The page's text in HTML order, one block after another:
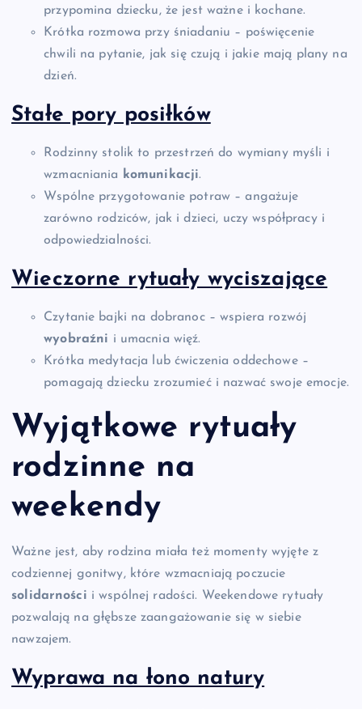
przypomina dziecku, że jest ważne i kochane.
Krótka rozmowa przy śniadaniu – poświęcenie
chwili na pytanie, jak się czują i jakie mają plany na
dzień.
Stałe pory posiłków
Rodzinny stolik to przestrzeń do wymiany myśli i
wzmacniania
komunikacji.
Wspólne przygotowanie potraw – angażuje
zarówno rodziców, jak i dzieci, uczy współpracy i
odpowiedzialności.
Wieczorne rytuały wyciszające
Czytanie bajki na dobranoc – wspiera rozwój
wyobraźni i umacnia więź.
Krótka medytacja lub ćwiczenia oddechowe –
pomagają dziecku zrozumieć i nazwać swoje emocje.
Wyjątkowe rytuały
rodzinne na
weekendy
Ważne jest, aby rodzina miała też momenty wyjęte z
codziennej gonitwy, które wzmacniają poczucie
solidarności i wspólnej radości. Weekendowe rytuały
pozwalają na głębsze zaangażowanie się w siebie
nawzajem.
Wyprawa na łono natury